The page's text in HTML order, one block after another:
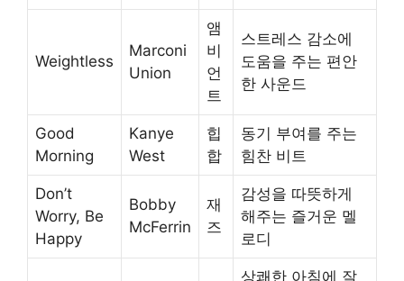
Weightless
Marconi
Union
앰
비
언
트
스트레스 감소에
도움을 주는 편안
한 사운드
Good
Morning
Kanye
West
힙
합
동기 부여를 주는
힘찬 비트
Don’t
Worry, Be
Happy
Bobby
McFerrin
재
즈
감성을 따뜻하게
해주는 즐거운 멜
로디
상쾌한 아침에 잘